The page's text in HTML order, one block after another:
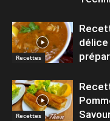
Recettes
Recettes